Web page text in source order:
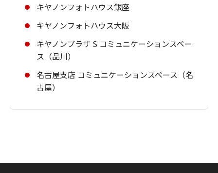
キヤノンフォトハウス銀座
キヤノンフォトハウス大阪
キヤノンプラザ S コミュニケーションスペー
ス（品川）
名古屋支店 コミュニケーションスペース（名
古屋）